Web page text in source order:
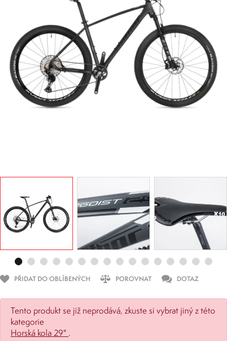
PŘIDAT DO OBLÍBENÝCH POROVNAT DOTAZ
Tento produkt se již neprodává, zkuste si vybrat jiný z této
kategorie
Horská kola 29" .